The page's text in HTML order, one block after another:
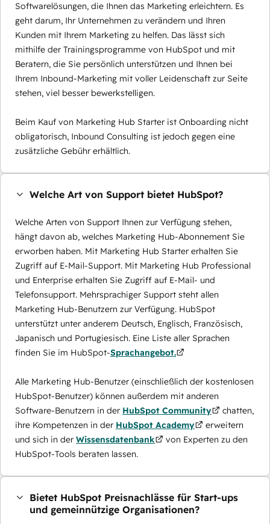
Softwarelösungen, die Ihnen das Marketing erleichtern. Es
geht darum, Ihr Unternehmen zu verändern und Ihren
Kunden mit Ihrem Marketing zu helfen. Das lässt sich
mithilfe der Trainingsprogramme von HubSpot und mit
Beratern, die Sie persönlich unterstützen und Ihnen bei
Ihrem Inbound-Marketing mit voller Leidenschaft zur Seite
stehen, viel besser bewerkstelligen.
Beim Kauf von Marketing Hub Starter ist Onboarding nicht
obligatorisch, Inbound Consulting ist jedoch gegen eine
zusätzliche Gebühr erhältlich.
Welche Art von Support bietet HubSpot?
Welche Arten von Support Ihnen zur Verfügung stehen,
hängt davon ab, welches Marketing Hub-Abonnement Sie
erworben haben. Mit Marketing Hub Starter erhalten Sie
Zugriff auf E-Mail-Support. Mit Marketing Hub Professional
und Enterprise erhalten Sie Zugriff auf E-Mail- und
Telefonsupport. Mehrsprachiger Support steht allen
Marketing Hub-Benutzern zur Verfügung. HubSpot
unterstützt unter anderem Deutsch, Englisch, Französisch,
Japanisch und Portugiesisch. Eine Liste aller Sprachen
finden Sie im HubSpot-Sprachangebot.
Alle Marketing Hub-Benutzer (einschließlich der kostenlosen
HubSpot-Benutzer) können außerdem mit anderen
Software-Benutzern in der HubSpot Community
chatten,
ihre Kompetenzen in der HubSpot Academy
erweitern
und sich in der Wissensdatenbank
von Experten zu den
HubSpot-Tools beraten lassen.
Bietet HubSpot Preisnachlässe für Start-ups
und gemeinnützige Organisationen?